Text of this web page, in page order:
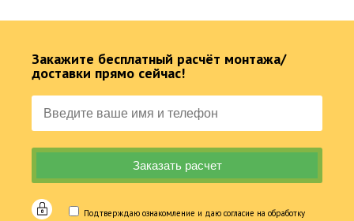
производителей
25
Закажите бесплатный расчёт монтажа/
доставки прямо сейчас!
Подтверждаю ознакомление и даю согласие на обработку